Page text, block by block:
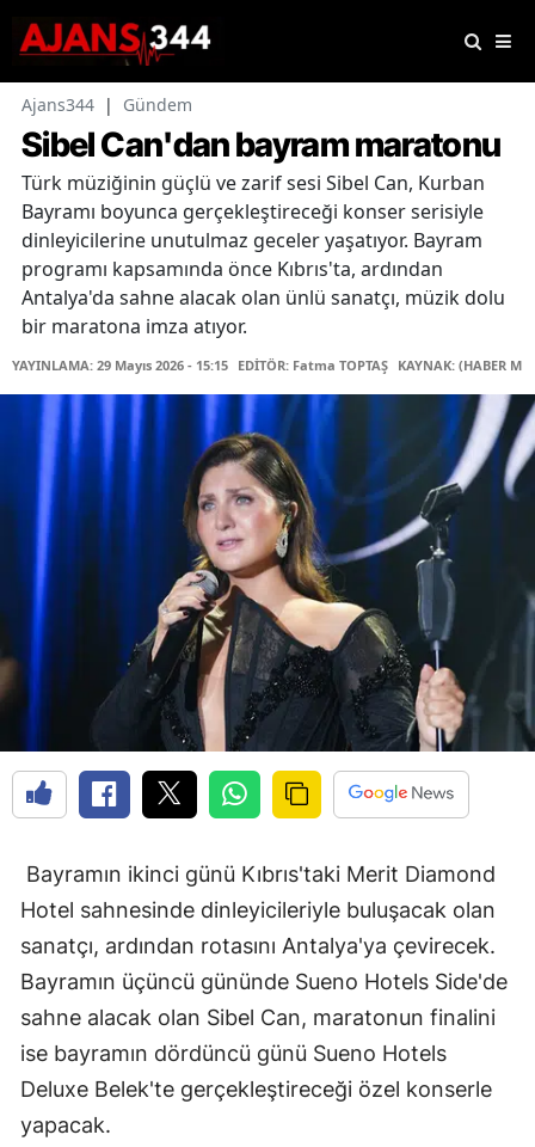
Ajans344 | Gündem
Sibel Can'dan bayram maratonu
Türk müziğinin güçlü ve zarif sesi Sibel Can, Kurban
Bayramı boyunca gerçekleştireceği konser serisiyle
dinleyicilerine unutulmaz geceler yaşatıyor. Bayram
programı kapsamında önce Kıbrıs'ta, ardından
Antalya'da sahne alacak olan ünlü sanatçı, müzik dolu
bir maratona imza atıyor.
YAYINLAMA: 29 Mayıs 2026 - 15:15 EDİTÖR: Fatma TOPTAŞ KAYNAK: (HABER
Bayramın ikinci günü Kıbrıs'taki Merit Diamond
Hotel sahnesinde dinleyicileriyle buluşacak olan
sanatçı, ardından rotasını Antalya'ya çevirecek.
Bayramın üçüncü gününde Sueno Hotels Side'de
sahne alacak olan Sibel Can, maratonun finalini
ise bayramın dördüncü günü Sueno Hotels
Deluxe Belek'te gerçekleştireceği özel konserle
yapacak.